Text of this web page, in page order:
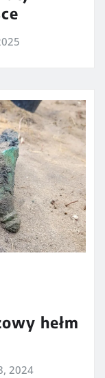
hełm
2024